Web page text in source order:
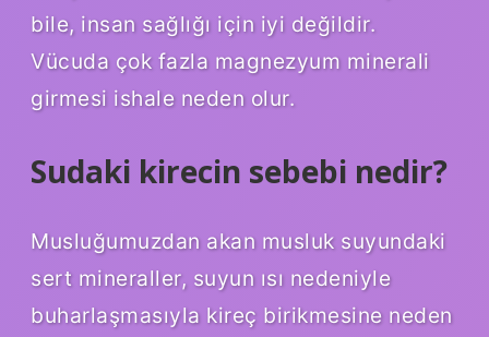
bile, insan sağlığı için iyi değildir.
Vücuda çok fazla magnezyum minerali
girmesi ishale neden olur.
Sudaki kirecin sebebi nedir?
Musluğumuzdan akan musluk suyundaki
sert mineraller, suyun ısı nedeniyle
buharlaşmasıyla kireç birikmesine neden